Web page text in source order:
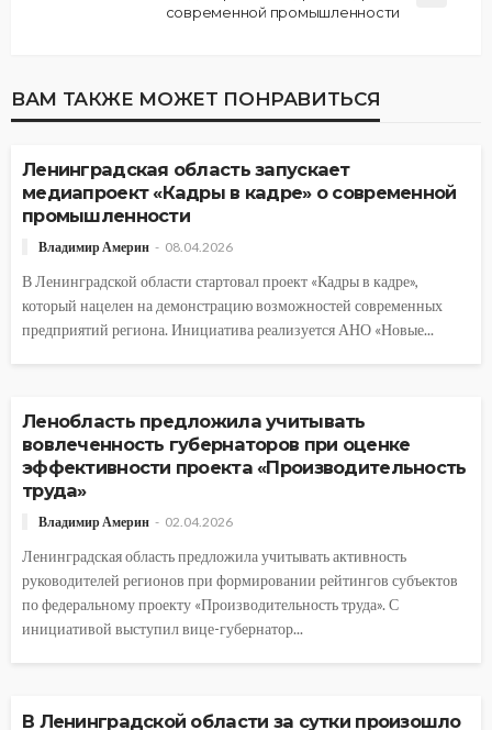
современной промышленности
ВАМ ТАКЖЕ МОЖЕТ ПОНРАВИТЬСЯ
АВТОРСКОЕ НАУКА И ТЕХНОЛОГИИ ОБЩЕСТВО
Ленинградская область запускает
медиапроект «Кадры в кадре» о современной
промышленности
Владимир Америн 08.04.2026
В Ленинградской области стартовал проект «Кадры в кадре»,
который нацелен на демонстрацию возможностей современных
предприятий региона. Инициатива реализуется АНО «Новые...
Ленобласть предложила учитывать
вовлеченность губернаторов при оценке
эффективности проекта «Производительность
труда»
Владимир Америн 02.04.2026
Ленинградская область предложила учитывать активность
руководителей регионов при формировании рейтингов субъектов
по федеральному проекту «Производительность труда». С
инициативой выступил вице-губернатор...
В Ленинградской области за сутки произошло